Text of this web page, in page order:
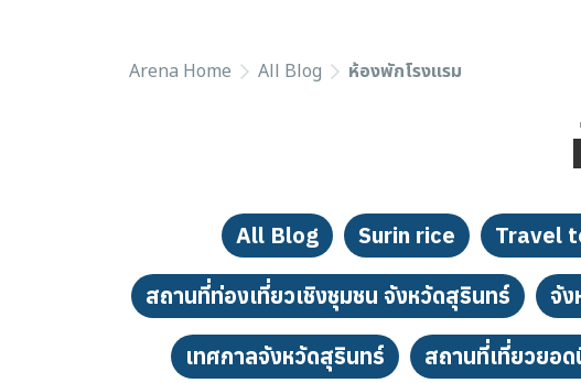
Arena Home All Blog ห้องพักโรงแรม
All Blog Surin rice Travel
สถานที่ท่องเที่ยวเชิงชุมชน จังหวัดสุรินทร์ จัง
เทศกาลจังหวัดสุรินทร์ สถานที่เที่ยวยอ